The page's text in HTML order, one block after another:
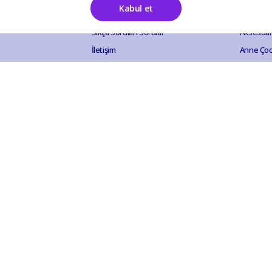
Kabul et
Destek
Sıkça Sorulan Sorular
İletişim
Anne